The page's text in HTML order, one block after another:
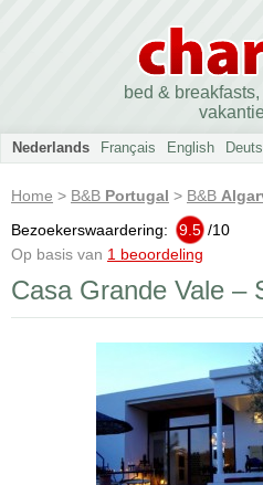
bed &
Nederlands Français English
Home > B&B Portugal > B&B
Bezoekerswaardering:
9.5 /10
Op basis van 1 beoordeling
Casa Grande Vale –